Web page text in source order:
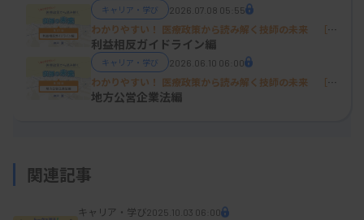
キャリア・学び 2026.07.08 05:55
わかりやすい！ 医療政策から読み解く技師の未来 ［第
31回］
利益相反ガイドライン編
キャリア・学び 2026.06.10 06:00
わかりやすい！ 医療政策から読み解く技師の未来 ［第
30回］
地方公営企業法編
関連記事
キャリア・学び2025.10.03 06:00